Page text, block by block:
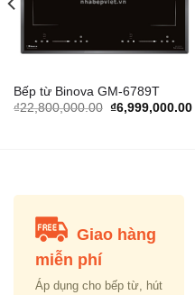
Bếp từ Binova GM-6789T
₫22,800,000.00 Original
₫6,999,000.00
Giao hàng
miễn phí
Áp dụng cho bếp từ, hút